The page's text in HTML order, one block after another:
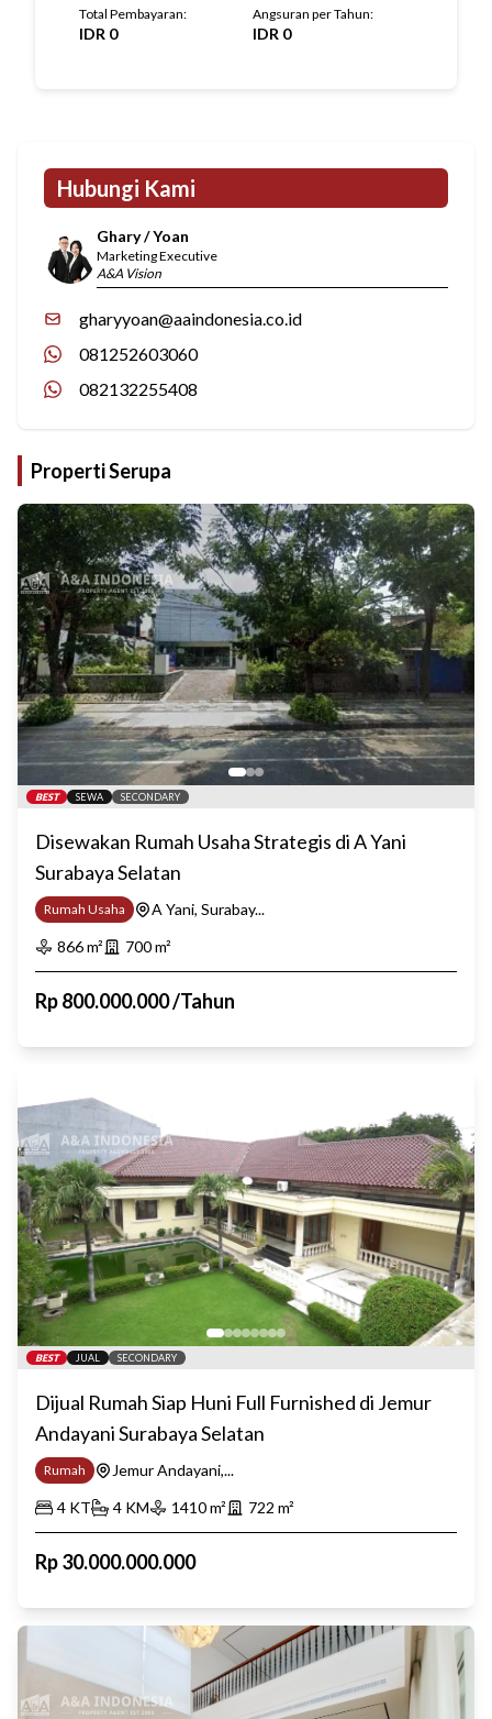
Total Pembayaran:
IDR 0
Angsuran per Tahun:
IDR 0
Hubungi Kami
Ghary / Yoan
Marketing Executive
A&A Vision
gharyyoan@aaindonesia.co.id
081252603060
082132255408
Properti Serupa
BEST SEWA SECONDARY
Disewakan Rumah Usaha Strategis di A Yani
Surabaya Selatan
Rumah Usaha
A Yani, Surabay...
866m² 700m²
Rp800.000.000/Tahun
BEST JUAL SECONDARY
Dijual Rumah Siap Huni Full Furnished di Jemur
Andayani Surabaya Selatan
Rumah
Jemur Andayani,...
4 KT 4 KM 1410m² 722 m²
Rp30.000.000.000